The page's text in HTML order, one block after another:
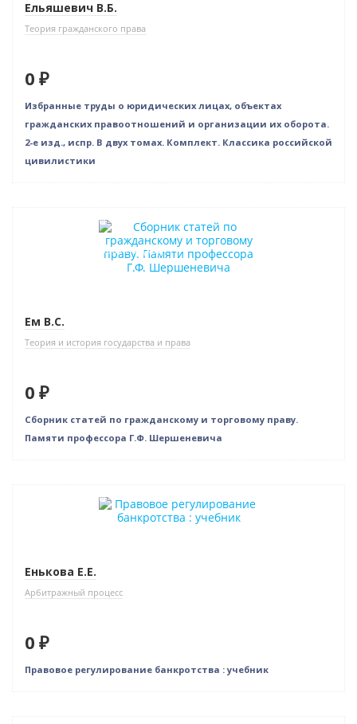
Ельяшевич В.Б.
Теория гражданского права
0 ₽
Избранные труды о юридических лицах, объектах
гражданских правоотношений и организации их оборота.
2-е изд., испр. В двух томах. Комплект. Классика российской
цивилистики
Нет в наличии
Индивидуальный подход
Ем В.С.
Теория и история государства и права
0 ₽
Сборник статей по гражданскому и торговому праву.
Памяти профессора Г.Ф. Шершеневича
Нет в наличии
Енькова Е.Е.
Арбитражный процесс
0 ₽
Правовое регулирование банкротства : учебник